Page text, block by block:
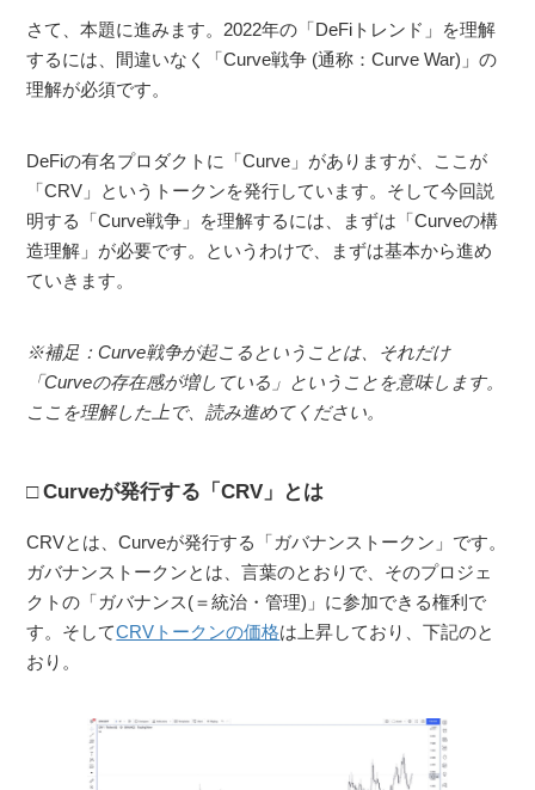
さて、本題に進みます。2022年の「DeFiトレンド」を理解
するには、間違いなく「Curve戦争 (通称：Curve War)」の
理解が必須です。
DeFiの有名プロダクトに「Curve」がありますが、ここが
「CRV」というトークンを発行しています。そして今回説
明する「Curve戦争」を理解するには、まずは「Curveの構
造理解」が必要です。というわけで、まずは基本から進め
ていきます。
※補足：Curve戦争が起こるということは、それだけ
「Curveの存在感が増している」ということを意味します。
ここを理解した上で、読み進めてください。
Curveが発行する「CRV」とは
CRVとは、Curveが発行する「ガバナンストークン」です。
ガバナンストークンとは、言葉のとおりで、そのプロジェ
クトの「ガバナンス(＝統治・管理)」に参加できる権利で
す。そしてCRVトークンの価格は上昇しており、下記のと
おり。